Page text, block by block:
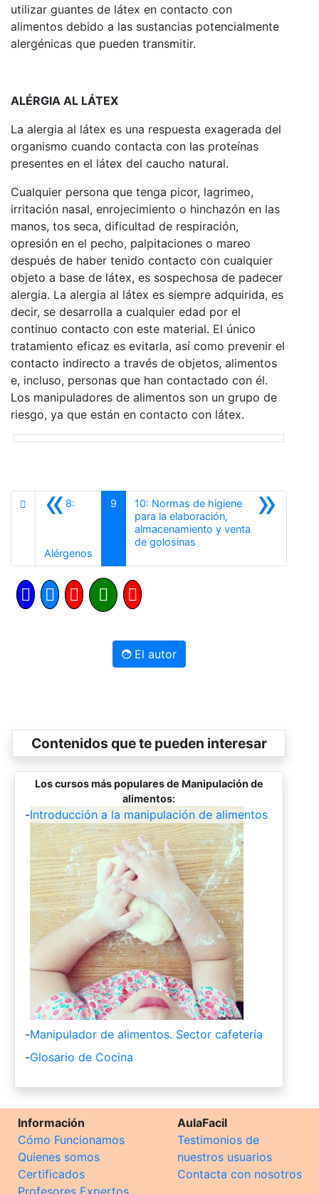
utilizar guantes de látex en contacto con
alimentos debido a las sustancias potencialmente
alergénicas que pueden transmitir.
ALÉRGIA AL LÁTEX
La alergia al látex es una respuesta exagerada del
organismo cuando contacta con las proteínas
presentes en el látex del caucho natural.
Cualquier persona que tenga picor, lagrimeo,
irritación nasal, enrojecimiento o hinchazón en las
manos, tos seca, dificultad de respiración,
opresión en el pecho, palpitaciones o mareo
después de haber tenido contacto con cualquier
objeto a base de látex, es sospechosa de padecer
alergia. La alergia al látex es siempre adquirida, es
decir, se desarrolla a cualquier edad por el
continuo contacto con este material. El único
tratamiento eficaz es evitarla, así como prevenir el
contacto indirecto a través de objetos, alimentos
e, incluso, personas que han contactado con él.
Los manipuladores de alimentos son un grupo de
riesgo, ya que están en contacto con látex.
«8:
Alérgenos
9 »
10: Normas de higiene
para la elaboración,
almacenamiento y venta
de golosinas
El autor
Contenidos que te pueden interesar
Los cursos más populares de Manipulación de
alimentos:
-Introducción a la manipulación de alimentos
-Manipulador de alimentos. Sector cafetería
-Glosario de Cocina
Información
Cómo Funcionamos
Quienes somos
Certificados
Profesores Expertos
AulaFacil
Testimonios de
nuestros usuarios
Contacta con nosotros